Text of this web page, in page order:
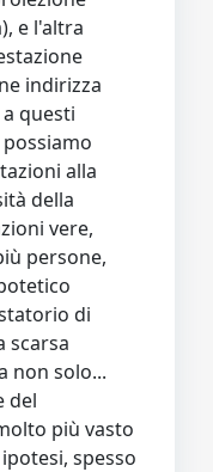
e l'altra
indirizza
questi
alla
della
vere,
persone,
di
scarsa
non solo...
del
più vasto
spesso